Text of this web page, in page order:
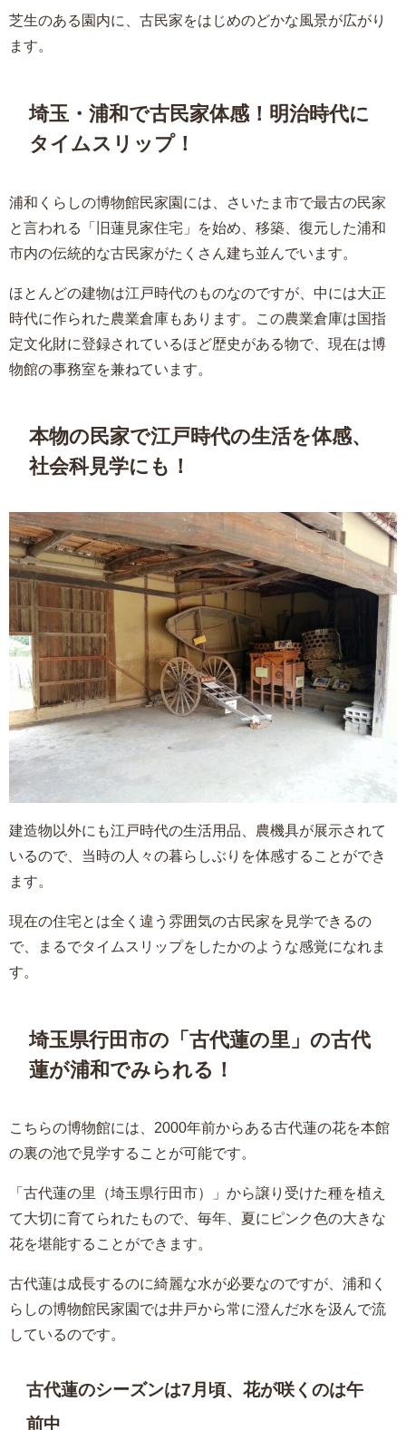
芝生のある園内に、古民家をはじめのどかな風景が広がり
ます。
埼玉・浦和で古民家体感！明治時代に
タイムスリップ！
浦和くらしの博物館民家園には、さいたま市で最古の民家
と言われる「旧蓮見家住宅」を始め、移築、復元した浦和
市内の伝統的な古民家がたくさん建ち並んでいます。
ほとんどの建物は江戸時代のものなのですが、中には大正
時代に作られた農業倉庫もあります。この農業倉庫は国指
定文化財に登録されているほど歴史がある物で、現在は博
物館の事務室を兼ねています。
本物の民家で江戸時代の生活を体感、
社会科見学にも！
建造物以外にも江戸時代の生活用品、農機具が展示されて
いるので、当時の人々の暮らしぶりを体感することができ
ます。
現在の住宅とは全く違う雰囲気の古民家を見学できるの
で、まるでタイムスリップをしたかのような感覚になれま
す。
埼玉県行田市の「古代蓮の里」の古代
蓮が浦和でみられる！
こちらの博物館には、2000年前からある古代蓮の花を本館
の裏の池で見学することが可能です。
「古代蓮の里（埼玉県行田市）」から譲り受けた種を植え
て大切に育てられたもので、毎年、夏にピンク色の大きな
花を堪能することができます。
古代蓮は成長するのに綺麗な水が必要なのですが、浦和く
らしの博物館民家園では井戸から常に澄んだ水を汲んで流
しているのです。
古代蓮のシーズンは7月頃、花が咲くのは午
前中